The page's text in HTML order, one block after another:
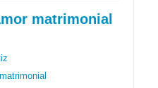
matrimonial